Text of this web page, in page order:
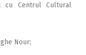
cu Centrul Cultural
Nour;